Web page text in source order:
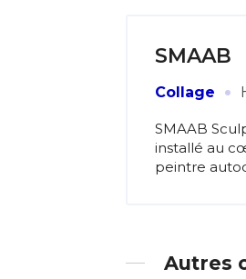
SMAAB
Collage ·
SMAAB
installé au
peintre
Autres